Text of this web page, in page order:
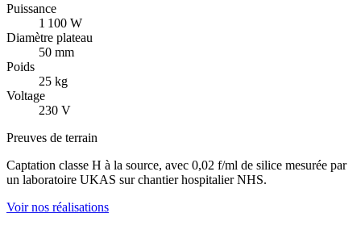
Puissance
1 100 W
Diamètre plateau
50 mm
Poids
25 kg
Voltage
230 V
Preuves de terrain
Captation classe H à la source, avec 0,02 f/ml de silice mesurée par
un laboratoire UKAS sur chantier hospitalier NHS.
Voir nos réalisations